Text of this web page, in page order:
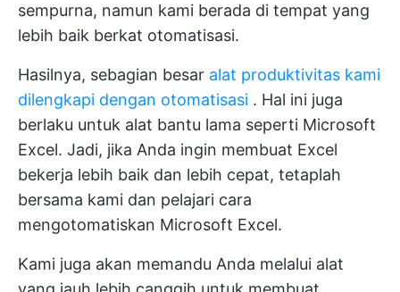
sempurna, namun kami berada di tempat yang
lebih baik berkat otomatisasi.
Hasilnya, sebagian besar alat produktivitas kami
dilengkapi dengan otomatisasi . Hal ini juga
berlaku untuk alat bantu lama seperti Microsoft
Excel. Jadi, jika Anda ingin membuat Excel
bekerja lebih baik dan lebih cepat, tetaplah
bersama kami dan pelajari cara
mengotomatiskan Microsoft Excel.
Kami juga akan memandu Anda melalui alat